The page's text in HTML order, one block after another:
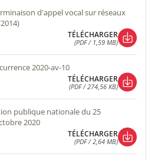
TÉLÉCHARGER
(PDF / 1,59 MB)
TÉLÉCHARGER
2020-av-10
TÉLÉCHARGER
(PDF / 274,56 KB)
TÉLÉCHARGER
2020
TÉLÉCHARGER
(PDF / 2,64 MB)
TÉLÉCHARGER